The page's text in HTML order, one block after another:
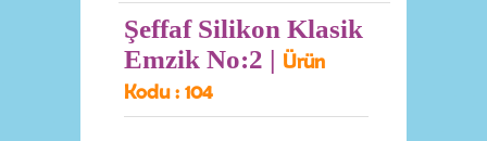
Şeffaf Silikon Klasik
Emzik No:2 | Ürün
Kodu : 104